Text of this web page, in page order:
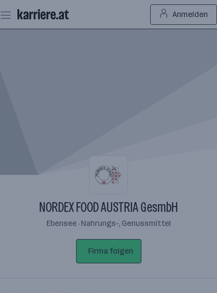
Seiteninhalt
springen
Anmelden
NORDEX FOOD AUSTRIA GesmbH
Ebensee · Nahrungs-, Genussmittel
Firma folgen